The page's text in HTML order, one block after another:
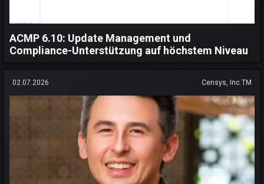
ACMP 6.10: Update Management und
Compliance-Unterstützung auf höchstem Niveau
02.07.2026 Censys, Inc.TM